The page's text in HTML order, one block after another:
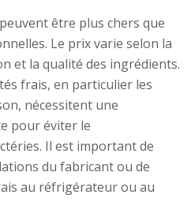
être plus chers que
Le prix varie selon la
et la qualité des ingrédients.
frais, en particulier les
nécessitent une
pour éviter le
Il est important de
du fabricant ou de
au réfrigérateur ou au